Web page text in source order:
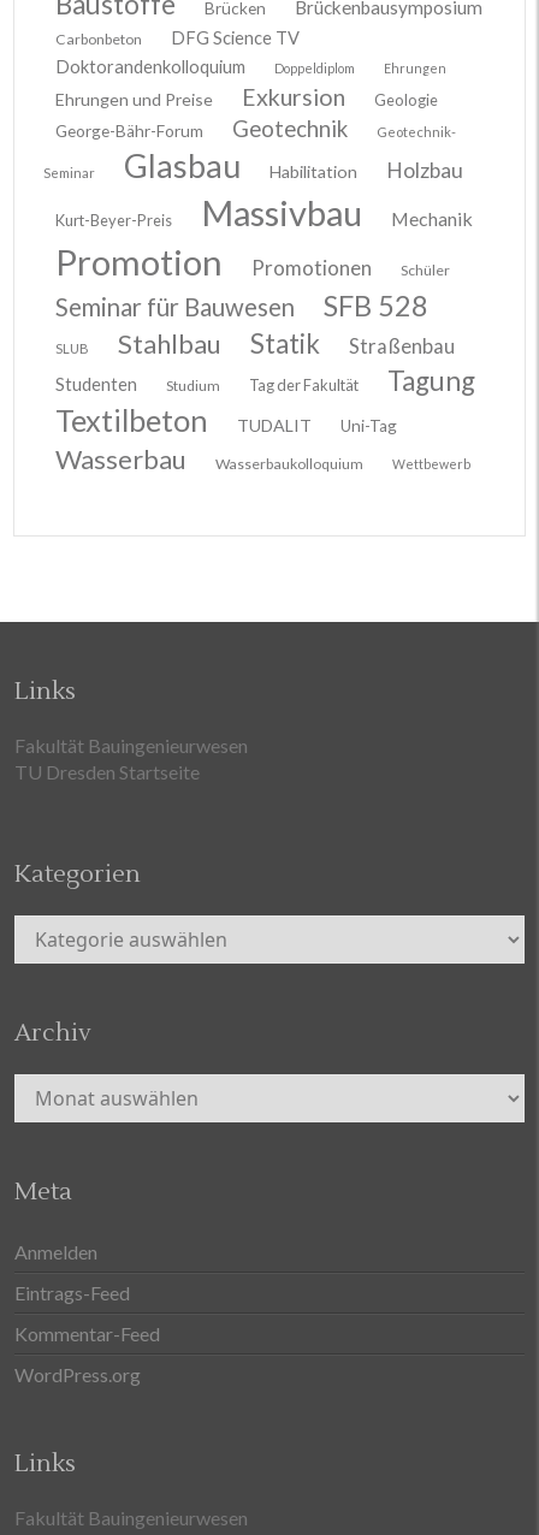
Brücken Brückenbausymposium
Carbonbeton
DFG Science TV
Doktorandenkolloquium
Doppeldiplom Ehrungen
Ehrungen und Preise Exkursion
Geologie
George-Bähr-Forum
Geotechnik Geotechnik-
Seminar Glasbau Habilitation Holzbau
Kurt-Beyer-Preis Massivbau Mechanik
Promotion Promotionen Schüler
Seminar für Bauwesen SFB 528
SLUB Stahlbau Statik Straßenbau
Studenten Studium Tag der Fakultät Tagung
Textilbeton TUDALIT Uni-Tag
Wasserbau Wasserbaukolloquium Wettbewerb
Links
Fakultät Bauingenieurwesen
TU Dresden Startseite
Kategorien
Kategorien
Archiv
Archiv
Meta
Anmelden
Eintrags-Feed
Kommentar-Feed
WordPress.org
Links
Fakultät Bauingenieurwesen